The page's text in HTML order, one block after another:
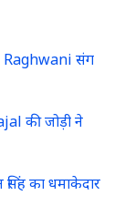
Raghwani संग
की जोड़ी ने
का धमाकेदार